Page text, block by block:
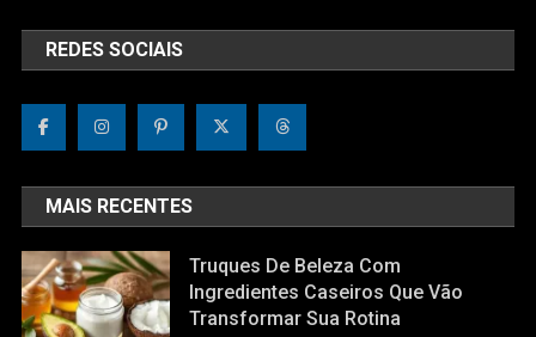
REDES SOCIAIS
MAIS RECENTES
Truques De Beleza Com
Ingredientes Caseiros Que Vão
Transformar Sua Rotina